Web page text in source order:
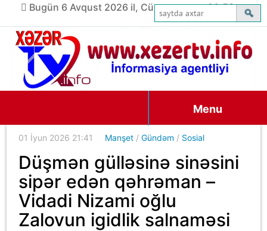
Bugün 6 Avqust 2026 il, Cümə axşamı, 20:53
Menu
01 İyun 2026 21:41 Manşet /Gündəm / Sosial
Düşmən gülləsinə sinəsini
sipər edən qəhrəman –
Vidadi Nizami oğlu
Zalovun igidlik salnaməsi